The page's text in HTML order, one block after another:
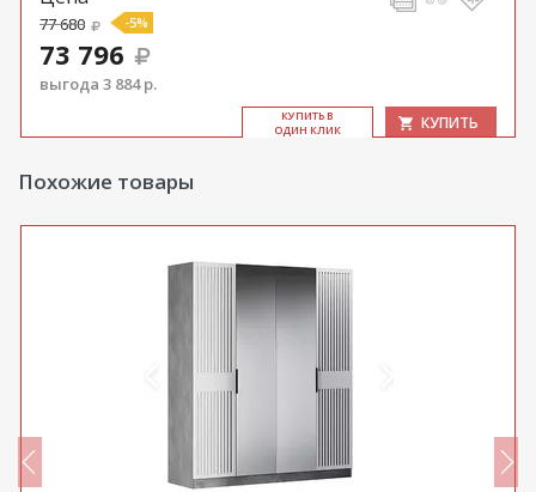
77 680 -5%
73 796
выгода 3 884 р.
КУ­ПИТЬ В
ОДИН КЛИК
КУПИТЬ
Похожие товары